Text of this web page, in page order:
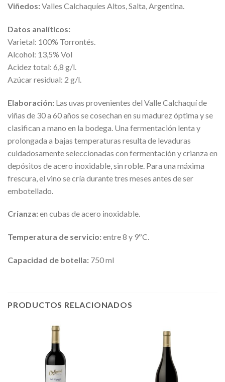
Viñedos:Valles Calchaquíes Altos, Salta, Argentina.
Datos analíticos:
Varietal: 100% Torrontés.
Alcohol: 13,5% Vol
Acidez total: 6,8 g/l.
Azúcar residual: 2 g/l.
Elaboración: Las uvas provenientes del Valle Calchaquí de
viñas de 30 a 60 años se cosechan en su madurez óptima y se
clasifican a mano en la bodega. Una fermentación lenta y
prolongada a bajas temperaturas resulta de levaduras
cuidadosamente seleccionadas con fermentación y crianza en
depósitos de acero inoxidable, sin roble. Para una máxima
frescura, el vino se cría durante tres meses antes de ser
embotellado.
Crianza:en cubas de acero inoxidable.
Temperatura de servicio:entre 8 y 9ºC.
Capacidad de botella: 750 ml
PRODUCTOS RELACIONADOS